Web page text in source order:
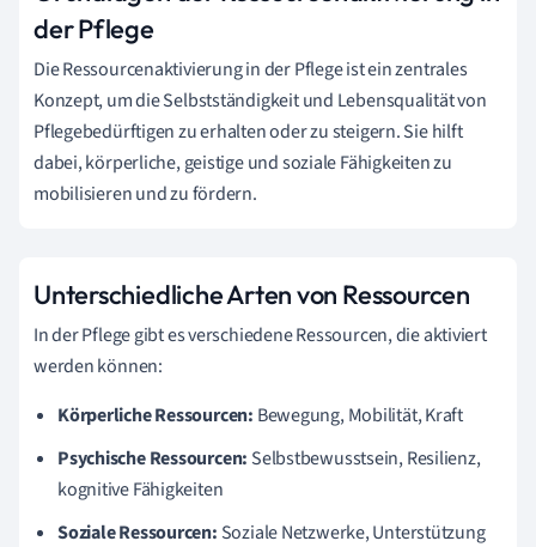
der Pflege
Die Ressourcenaktivierung in der Pflege ist ein zentrales
Konzept, um die Selbstständigkeit und Lebensqualität von
Pflegebedürftigen zu erhalten oder zu steigern. Sie hilft
dabei, körperliche, geistige und soziale Fähigkeiten zu
mobilisieren und zu fördern.
Unterschiedliche Arten von Ressourcen
In der Pflege gibt es verschiedene Ressourcen, die aktiviert
werden können:
Körperliche Ressourcen: Bewegung, Mobilität, Kraft
Psychische Ressourcen: Selbstbewusstsein, Resilienz,
kognitive Fähigkeiten
Soziale Ressourcen: Soziale Netzwerke, Unterstützung